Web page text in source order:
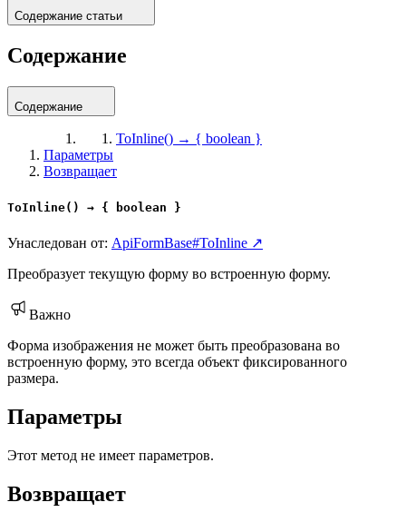
Содержание статьи
Содержание
Содержание
ToInline() → { boolean }
Параметры
Возвращает
ToInline() → { boolean }
Унаследован от: ApiFormBase#ToInline ↗
Преобразует текущую форму во встроенную форму.
Важно
Форма изображения не может быть преобразована во
встроенную форму, это всегда объект фиксированного
размера.
Параметры
Этот метод не имеет параметров.
Возвращает